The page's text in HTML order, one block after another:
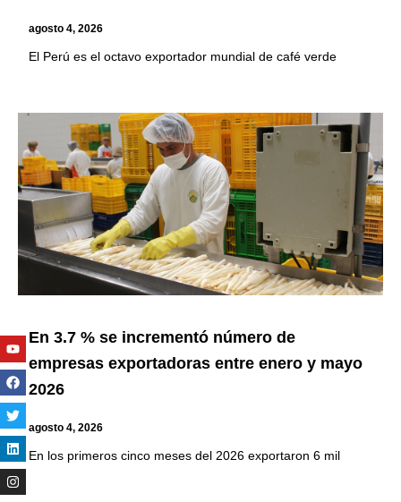
agosto 4, 2026
El Perú es el octavo exportador mundial de café verde
En 3.7 % se incrementó número de
empresas exportadoras entre enero y mayo
2026
agosto 4, 2026
En los primeros cinco meses del 2026 exportaron 6 mil
Youtube
Facebook
Twitter
Linkedin
Instagram